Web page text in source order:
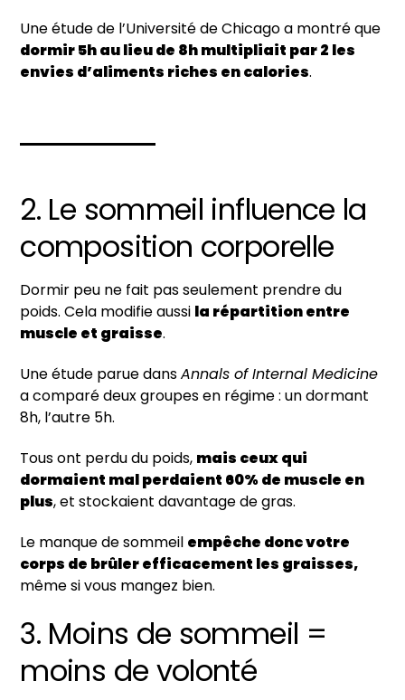
Une étude de l’Université de Chicago a montré que
dormir 5h au lieu de 8h multipliait par 2 les
envies d’aliments riches en calories.
2. Le sommeil influence la
composition corporelle
Dormir peu ne fait pas seulement prendre du
poids. Cela modifie aussi la répartition entre
muscle et graisse.
Une étude parue dansAnnals of Internal Medicine
a comparé deux groupes en régime : un dormant
8h, l’autre 5h.
Tous ont perdu du poids, mais ceux qui
dormaient mal perdaient 60% de muscle en
plus, et stockaient davantage de gras.
Le manque de sommeil empêche donc votre
corps de brûler efficacement les graisses,
même si vous mangez bien.
3. Moins de sommeil =
moins de volonté